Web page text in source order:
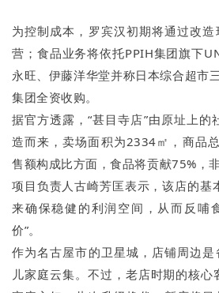
为控制成本，罗宾汉初期将通过改
营；食品业务将依托PPIH集团旗下
永旺、伊藤洋华堂并称日本综合超市
集团全资收购。
据官方透露，“甚目寺店”由原址上的
造而来，卖场面积为2334㎡，商品
售额构成比方面，食品将贡献75%，
项目负责人古崎芳匡表示，该店的基
来确保稳健的利润空间，从而反哺
价”。
作为名古屋市的卫星城，店铺周边
儿家庭云集。不过，老店时期的核